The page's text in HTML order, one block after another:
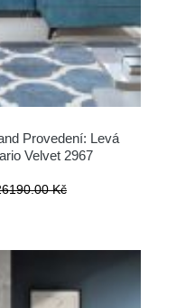
Provedení: Levá
Velvet 2967
Kč